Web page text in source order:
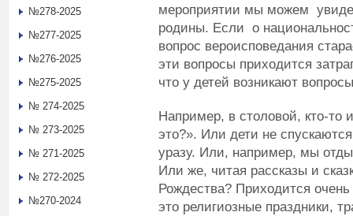
мероприятии мы можем
родины. Если о
вопрос вероисповедания
эти вопросы приходится
что у детей возникают
Например, в столовой, кто-то
это?». Или дети не
уразу. Или, например, мы
Или же, читая рассказы и
Рождества? Приходится
это религиозные праздники,
№278-2025
№277-2025
№276-2025
№275-2025
№ 274-2025
№ 273-2025
№ 271-2025
№ 272-2025
№270-2024